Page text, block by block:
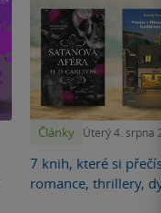
Články Úterý 4. srpna
7 knih, které si
romance, thrillery,